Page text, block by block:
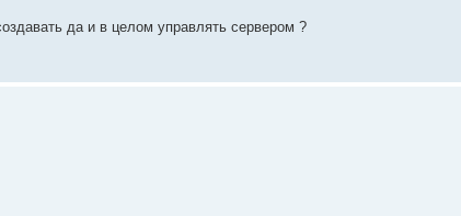
да и в целом управлять сервером ?